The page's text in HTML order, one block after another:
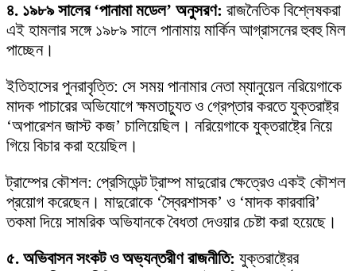
৪. ১৯৮৯ সালের ‘পানামা মডেল’ অনুসরণ: রাজনৈতিক বিশ্লেষকরা
এই হামলার সঙ্গে ১৯৮৯ সালে পানামায় মার্কিন আগ্রাসনের হুবহু মিল
পাচ্ছেন।
ইতিহাসের পুনরাবৃত্তি: সে সময় পানামার নেতা ম্যানুয়েল নরিয়েগাকে
মাদক পাচারের অভিযোগে ক্ষমতাচ্যুত ও গ্রেপ্তার করতে যুক্তরাষ্ট্র
‘অপারেশন জাস্ট কজ’ চালিয়েছিল। নরিয়েগাকে যুক্তরাষ্ট্রে নিয়ে
গিয়ে বিচার করা হয়েছিল।
ট্রাম্পের কৌশল: প্রেসিডেন্ট ট্রাম্প মাদুরোর ক্ষেত্রেও একই কৌশল
প্রয়োগ করেছেন। মাদুরোকে ‘স্বৈরশাসক’ ও ‘মাদক কারবারি’
তকমা দিয়ে সামরিক অভিযানকে বৈধতা দেওয়ার চেষ্টা করা হয়েছে।
৫. অভিবাসন সংকট ও অভ্যন্তরীণ রাজনীতি: যুক্তরাষ্ট্রের